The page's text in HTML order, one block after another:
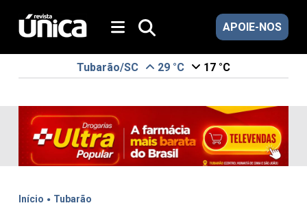
APOIE-NOS
Tubarão/SC 29 °C 17 °C
Início . Tubarão